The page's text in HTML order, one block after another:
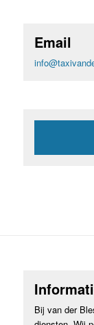
Email
Bij van der